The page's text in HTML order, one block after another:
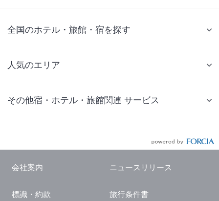
全国のホテル・旅館・宿を探す
人気のエリア
仙台 ホテル
東京ドーム ホテル
その他宿・ホテル・旅館関連 サービス
国内観光ガイド
会社案内 ニュースリリース
標識・約款 旅行条件書